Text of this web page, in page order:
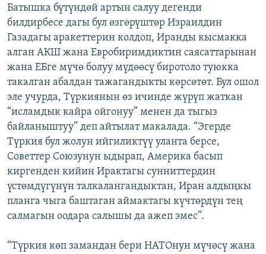
Батышка бүтүндөй артын салуу дегенди
билдирбесе дагы бул өзгөрүштөр Израилдин
Газадагы аракеттерин колдоп, Иранды кысмакка
алган АКШ жана Евробиримдиктин саясаттарынан
жана ЕБге мүчө болуу мүдөөсү биротоло туюкка
такалган абалдан тажагандыкты көрсөтөт. Бул ошол
эле учурда, Түркиянын өз ичинде жүрүп жаткан
“исламдык кайра ойгонуу” менен да тыгыз
байланыштуу” деп айтылат макалада. “Эгерде
Түркия бул жолун ийгиликтүү уланта берсе,
Советтер Союзунун ыдырап, Америка басып
киргенден кийин Ирактагы сунниттердин
үстөмдүгүнүн талкалангандыктан, Иран алдыңкы
планга чыга баштаган аймактагы күчтөрдүн тең
салмагын оодара салышы да ажеп эмес”.
“Түркия көп замандан бери НАТОнун мүчөсү жана